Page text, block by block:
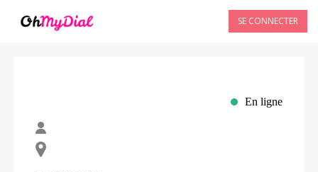
SE CONNECTER
En ligne